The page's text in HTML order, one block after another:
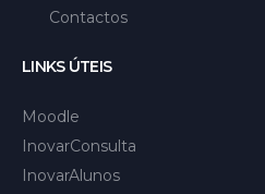
Contactos
LINKS ÚTEIS
Moodle
InovarConsulta
InovarAlunos